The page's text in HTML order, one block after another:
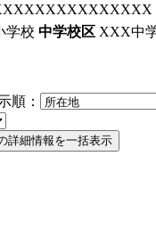
学校 中学校区 XXX中
順：